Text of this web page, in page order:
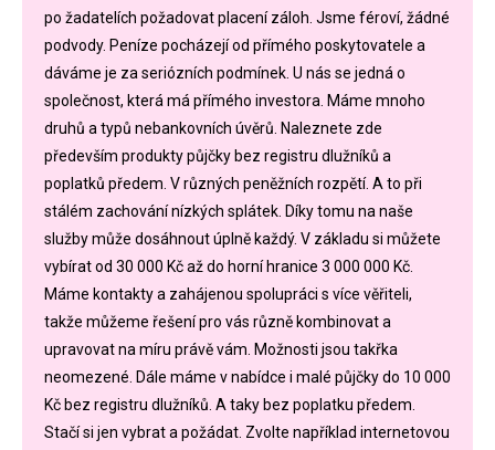
po žadatelích požadovat placení záloh. Jsme féroví, žádné
podvody. Peníze pocházejí od přímého poskytovatele a
dáváme je za seriózních podmínek. U nás se jedná o
společnost, která má přímého investora. Máme mnoho
druhů a typů nebankovních úvěrů. Naleznete zde
především produkty půjčky bez registru dlužníků a
poplatků předem. V různých peněžních rozpětí. A to při
stálém zachování nízkých splátek. Díky tomu na naše
služby může dosáhnout úplně každý. V základu si můžete
vybírat od 30 000 Kč až do horní hranice 3 000 000 Kč.
Máme kontakty a zahájenou spolupráci s více věřiteli,
takže můžeme řešení pro vás různě kombinovat a
upravovat na míru právě vám. Možnosti jsou takřka
neomezené. Dále máme v nabídce i malé půjčky do 10 000
Kč bez registru dlužníků. A taky bez poplatku předem.
Stačí si jen vybrat a požádat. Zvolte například internetovou